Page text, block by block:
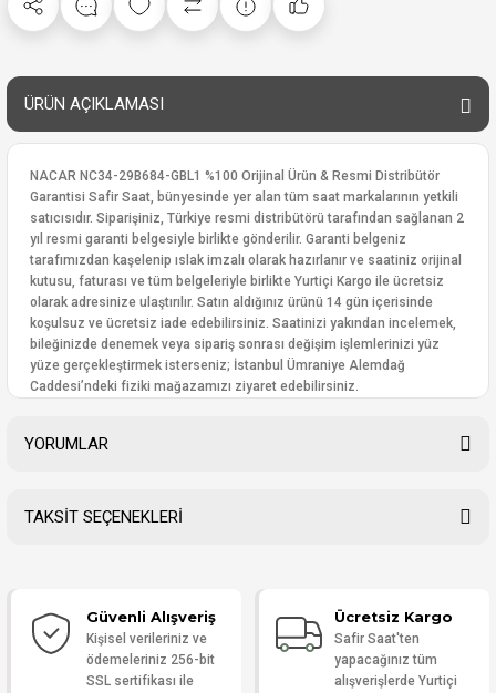
ÜRÜN AÇIKLAMASI
NACAR NC34-29B684-GBL1 %100 Orijinal Ürün & Resmi Distribütör
Garantisi Safir Saat, bünyesinde yer alan tüm saat markalarının yetkili
satıcısıdır. Siparişiniz, Türkiye resmi distribütörü tarafından sağlanan 2
yıl resmi garanti belgesiyle birlikte gönderilir. Garanti belgeniz
tarafımızdan kaşelenip ıslak imzalı olarak hazırlanır ve saatiniz orijinal
kutusu, faturası ve tüm belgeleriyle birlikte Yurtiçi Kargo ile ücretsiz
olarak adresinize ulaştırılır. Satın aldığınız ürünü 14 gün içerisinde
koşulsuz ve ücretsiz iade edebilirsiniz. Saatinizi yakından incelemek,
bileğinizde denemek veya sipariş sonrası değişim işlemlerinizi yüz
yüze gerçekleştirmek isterseniz; İstanbul Ümraniye Alemdağ
Caddesi’ndeki fiziki mağazamızı ziyaret edebilirsiniz.
YORUMLAR
Yorum Yaz
TAKSİT SEÇENEKLERİ
Güvenli Alışveriş
Kişisel verileriniz ve
ödemeleriniz 256-bit
SSL sertifikası ile
Ücretsiz Kargo
Safir Saat'ten
yapacağınız tüm
alışverişlerde Yurtiçi